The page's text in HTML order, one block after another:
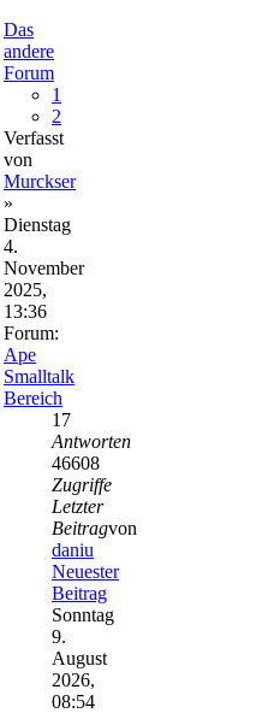
Das
andere
Forum
1
2
Verfasst
von
Murckser
»
Dienstag
4.
November
2025,
13:36
Forum:
Ape
Smalltalk
Bereich
17
Antworten
46608
Zugriffe
Letzter
Beitragvon
daniu
Neuester
Beitrag
Sonntag
9.
August
2026,
08:54